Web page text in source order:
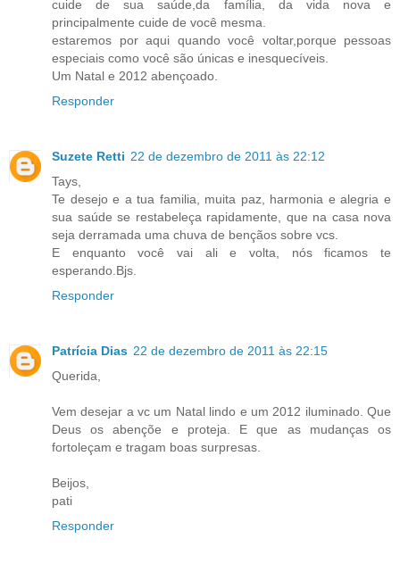
cuide de sua saúde,da família, da vida nova e
principalmente cuide de você mesma.
estaremos por aqui quando você voltar,porque pessoas
especiais como você são únicas e inesquecíveis.
Um Natal e 2012 abençoado.
Responder
Suzete Retti 22 de dezembro de 2011 às 22:12
Tays,
Te desejo e a tua familia, muita paz, harmonia e alegria e
sua saúde se restabeleça rapidamente, que na casa nova
seja derramada uma chuva de bençãos sobre vcs.
E enquanto você vai ali e volta, nós ficamos te
esperando.Bjs.
Responder
Patrícia Dias 22 de dezembro de 2011 às 22:15
Querida,
Vem desejar a vc um Natal lindo e um 2012 iluminado. Que
Deus os abençõe e proteja. E que as mudanças os
fortoleçam e tragam boas surpresas.
Beijos,
pati
Responder